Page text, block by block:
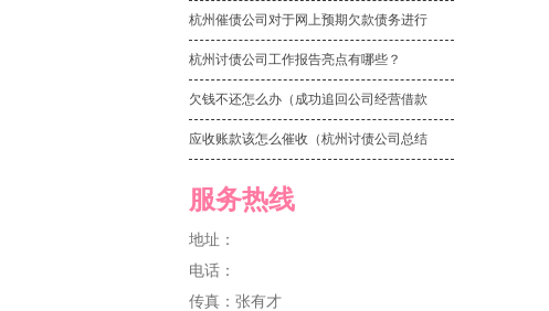
杭州催债公司对于网上预期欠款债务进行
杭州讨债公司工作报告亮点有哪些？
欠钱不还怎么办（成功追回公司经营借款
应收账款该怎么催收（杭州讨债公司总结
服务热线
地址：
电话：
传真：张有才